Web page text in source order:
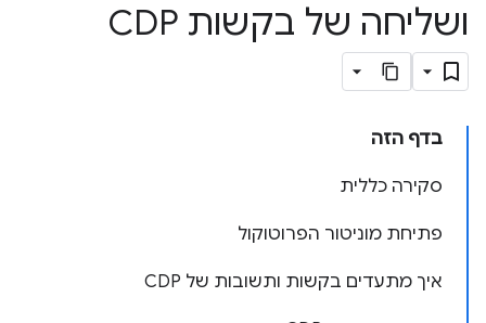
ושליחה של בקשות CDP
בדף הזה
סקירה כללית
פתיחת מוניטור הפרוטוקול
איך מתעדים בקשות ותשובות של CDP